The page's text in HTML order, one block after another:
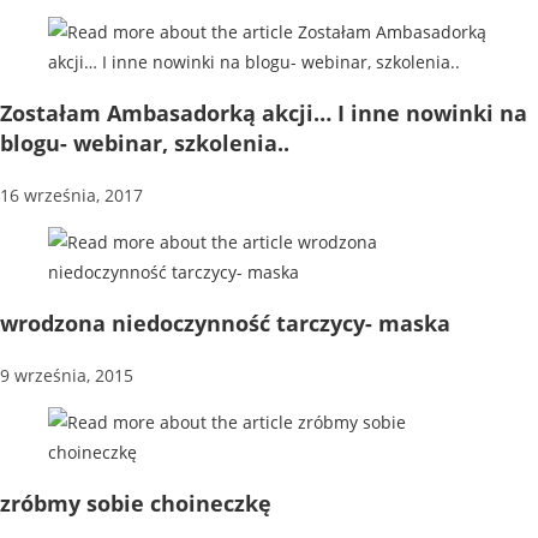
Zostałam Ambasadorką akcji… I inne nowinki na
blogu- webinar, szkolenia..
16 września, 2017
wrodzona niedoczynność tarczycy- maska
9 września, 2015
zróbmy sobie choineczkę